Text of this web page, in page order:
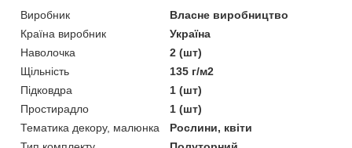
Виробник
Власне виробництво
Країна виробник
Україна
Наволочка
2 (шт)
Щільність
135 г/м2
Підковдра
1 (шт)
Простирадло
1 (шт)
Тематика декору, малюнка
Рослини, квіти